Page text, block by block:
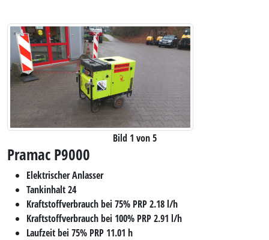
Bild 1 von 5
Pramac P9000
Elektrischer Anlasser
Tankinhalt 24
Kraftstoffverbrauch bei 75% PRP 2.18 l/h
Kraftstoffverbrauch bei 100% PRP 2.91 l/h
Laufzeit bei 75% PRP 11.01 h